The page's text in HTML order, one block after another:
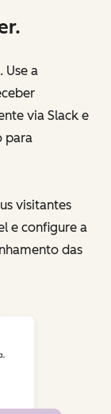
Use a
via Slack e
para
visitantes
e configure a
das